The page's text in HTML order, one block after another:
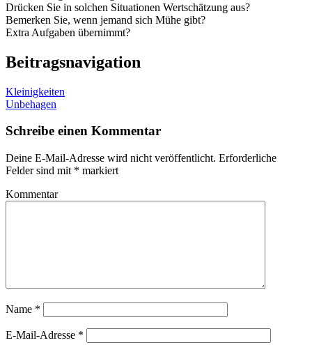
Drücken Sie in solchen Situationen Wertschätzung aus?
Bemerken Sie, wenn jemand sich Mühe gibt?
Extra Aufgaben übernimmt?
Beitragsnavigation
Kleinigkeiten
Unbehagen
Schreibe einen Kommentar
Deine E-Mail-Adresse wird nicht veröffentlicht. Erforderliche
Felder sind mit * markiert
Kommentar
Name *
E-Mail-Adresse *